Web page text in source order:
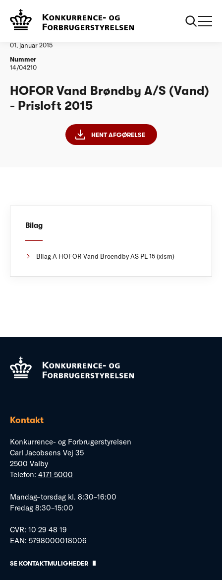
Vandtilsyn
01. januar 2015
Nummer
14/04210
HOFOR Vand Brøndby A/S (Vand)
- Prisloft 2015
HENT AFGØRELSE
Bilag
Bilag A HOFOR Vand Broendby AS PL 15 (xlsm)
Kontakt
Konkurrence- og Forbrugerstyrelsen
Carl Jacobsens Vej 35
2500 Valby
Telefon: 4171 5000
Mandag–torsdag kl. 8:30–16:00
Fredag 8:30–15:00
CVR: 10 29 48 19
EAN: 5798000018006
SE KONTAKTMULIGHEDER